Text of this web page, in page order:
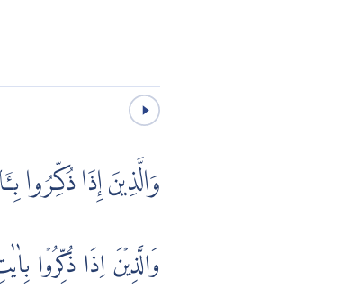
وَالَّذِينَ إِذَا ذُكِّرُوا
وَالَّذِيۡنَ اِذَا ذُكِّرُوۡا